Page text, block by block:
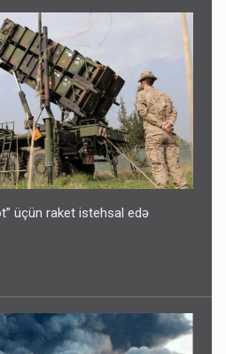
üçün raket istehsal edə